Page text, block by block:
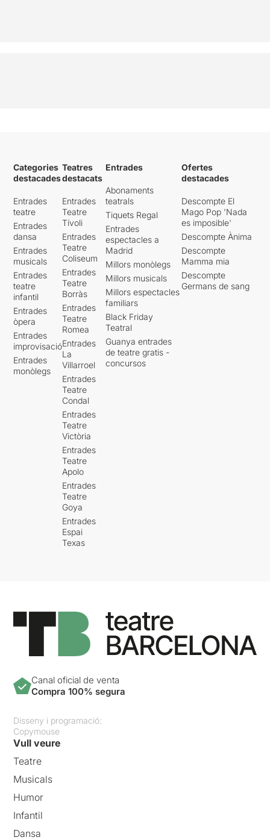
Categories
destacades
Entrades
teatre
Entrades
dansa
Entrades
musicals
Entrades
teatre
infantil
Entrades
òpera
Entrades
improvisació
Entrades
monòlegs
Teatres
destacats
Entrades
Teatre
Tívoli
Entrades
Teatre
Coliseum
Entrades
Teatre
Borràs
Entrades
Teatre
Romea
Entrades
La
Villarroel
Entrades
Teatre
Condal
Entrades
Teatre
Victòria
Entrades
Teatre
Apolo
Entrades
Teatre
Goya
Entrades
Espai
Texas
Entrades
Abonaments
teatrals
Tiquets Regal
Entrades
espectacles a
Madrid
Millors monòlegs
Millors musicals
Millors espectacles
familiars
Black Friday
Teatral
Guanya entrades
de teatre gratis -
concursos
Ofertes
destacades
Descompte El
Mago Pop 'Nada
es imposible'
Descompte Ànima
Descompte
Mamma mia
Descompte
Germans de sang
Canal oficial de venta
Compra 100% segura
Disseny i programació:
Copymouse
Vull veure
Teatre
Musicals
Humor
Infantil
Dansa